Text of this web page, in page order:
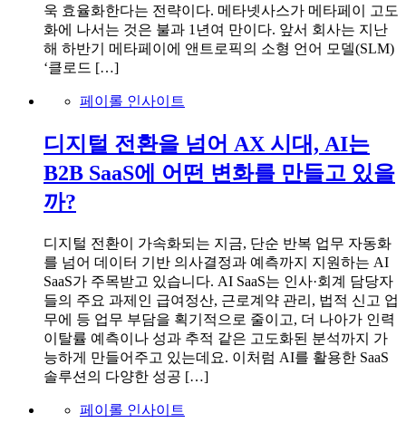
욱 효율화한다는 전략이다. 메타넷사스가 메타페이 고도
화에 나서는 것은 불과 1년여 만이다. 앞서 회사는 지난
해 하반기 메타페이에 앤트로픽의 소형 언어 모델(SLM)
‘클로드 […]
페이롤 인사이트
디지털 전환을 넘어 AX 시대, AI는
B2B SaaS에 어떤 변화를 만들고 있을
까?
디지털 전환이 가속화되는 지금, 단순 반복 업무 자동화
를 넘어 데이터 기반 의사결정과 예측까지 지원하는 AI
SaaS가 주목받고 있습니다. AI SaaS는 인사·회계 담당자
들의 주요 과제인 급여정산, 근로계약 관리, 법적 신고 업
무에 등 업무 부담을 획기적으로 줄이고, 더 나아가 인력
이탈률 예측이나 성과 추적 같은 고도화된 분석까지 가
능하게 만들어주고 있는데요. 이처럼 AI를 활용한 SaaS
솔루션의 다양한 성공 […]
페이롤 인사이트